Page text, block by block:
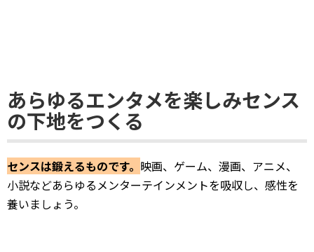
あらゆるエンタメを楽しみセンス
の下地をつくる
センスは鍛えるものです。 映画、ゲーム、漫画、アニメ、
小説などあらゆるメンターテインメントを吸収し、感性を
養いましょう。